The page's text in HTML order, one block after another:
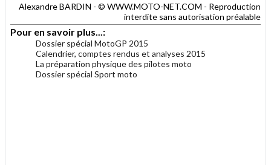
Alexandre BARDIN - © WWW.MOTO-NET.COM - Reproduction
interdite sans autorisation préalable
Pour en savoir plus...:
Dossier spécial MotoGP 2015
Calendrier, comptes rendus et analyses 2015
La préparation physique des pilotes moto
Dossier spécial Sport moto